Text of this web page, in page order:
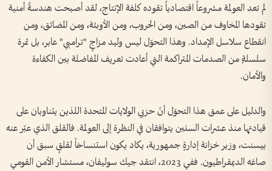
لم تعد العولمة مشروعاً اقتصادياً تقوده كلفة الإنتاج، لقد أصبحت هندسةً أمنية
تقودها المخاوف من الصين، ومن الحروب، ومن الأوبئة، ومن المضائق، ومن
انقطاع سلاسل الإمداد. وهذا التحوّل ليس وليد مزاجٍ "ترامبي" عابر، بل ثمرة
سلسلةٍ من الصدمات المتراكمة التي أعادت تعريف المفاضلة بين الكفاءة
والأمان.
والدليل على عمق هذا التحوّل أنّ حزبي الولايات المتحدة اللذين يتناوبان على
قيادتها منذ عشرات السنين يتوافقان في النظرة إلى العولمة. فالقلق الذي عبّر عنه
بيسنت، وزير خزانة إدارةٍ جمهورية، يكاد يكون استنساخاً لقلقٍ سبق أن
صاغه الديمقراطيون. ففي 2023، انتقد جيك سوليفان، مستشار الأمن القومي